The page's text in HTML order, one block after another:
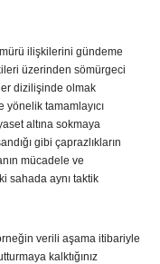
ilişkilerini gündeme
üzerinden sömürgeci
dizilişinde olmak
yönelik tamamlayıcı
altına sokmaya
gibi çaprazlıkların
mücadele ve
sahada aynı taktik
verili aşama itibariyle
kalktığınız